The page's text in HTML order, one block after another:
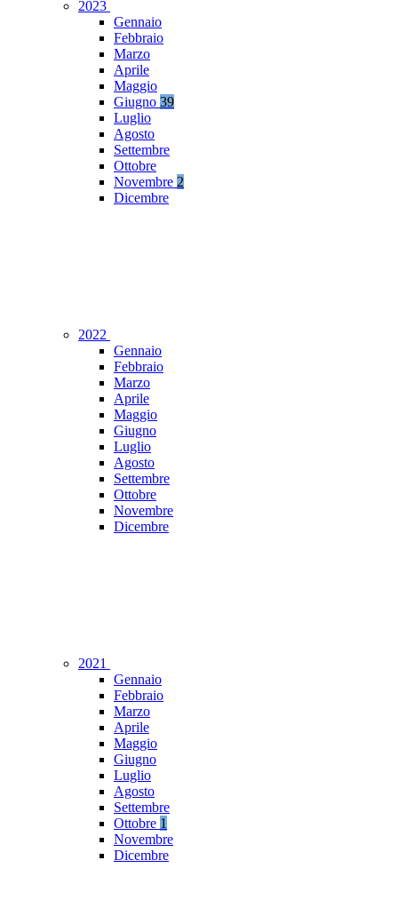
2023
Gennaio
Febbraio
Marzo
Aprile
Maggio
Giugno 39
Luglio
Agosto
Settembre
Ottobre
Novembre 2
Dicembre
2022
Gennaio
Febbraio
Marzo
Aprile
Maggio
Giugno
Luglio
Agosto
Settembre
Ottobre
Novembre
Dicembre
2021
Gennaio
Febbraio
Marzo
Aprile
Maggio
Giugno
Luglio
Agosto
Settembre
Ottobre 1
Novembre
Dicembre